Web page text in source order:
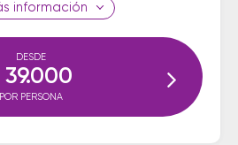
información
DESDE
39.000
POR PERSONA